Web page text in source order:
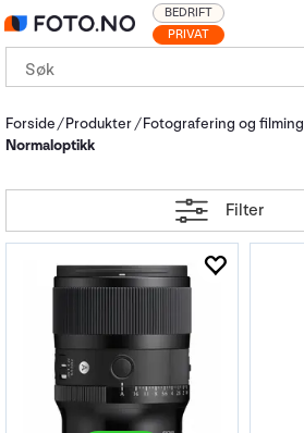
PRIVAT
BEDRIFT
Forside Produkter Fotografering og filming
Normaloptikk
Filter